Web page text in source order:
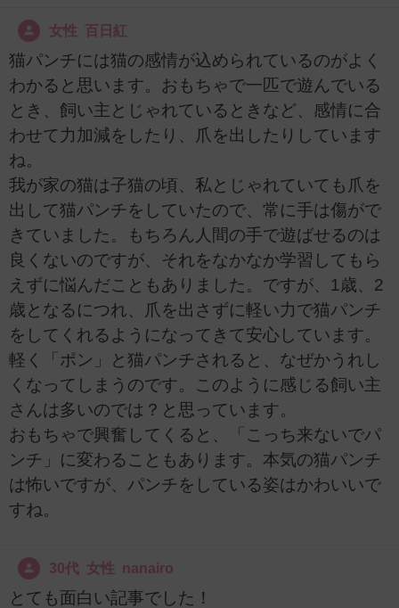
女性 百日紅
猫パンチには猫の感情が込められているのがよく
わかると思います。おもちゃで一匹で遊んでいる
とき、飼い主とじゃれているときなど、感情に合
わせて力加減をしたり、爪を出したりしています
ね。
我が家の猫は子猫の頃、私とじゃれていても爪を
出して猫パンチをしていたので、常に手は傷がで
きていました。もちろん人間の手で遊ばせるのは
良くないのですが、それをなかなか学習してもら
えずに悩んだこともありました。ですが、1歳、2
歳となるにつれ、爪を出さずに軽い力で猫パンチ
をしてくれるようになってきて安心しています。
軽く「ポン」と猫パンチされると、なぜかうれし
くなってしまうのです。このように感じる飼い主
さんは多いのでは？と思っています。
おもちゃで興奮してくると、「こっち来ないでパ
ンチ」に変わることもあります。本気の猫パンチ
は怖いですが、パンチをしている姿はかわいいで
すね。
30代 女性 nanairo
とても面白い記事でした！